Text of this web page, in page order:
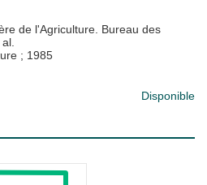
de l'Agriculture. Bureau des
; 1985
Disponible